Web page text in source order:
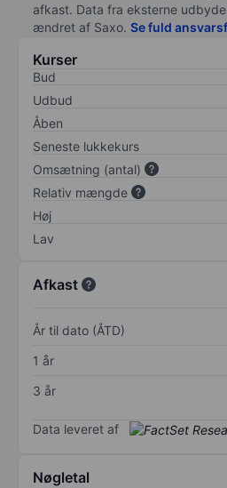
afkast. Data fra eksterne
ændret af Saxo. Se fuld
Kurser
Bud
Udbud
Åben
Seneste lukkekurs
Omsætning (antal)
Relativ mængde
Høj
Lav
Afkast
År til dato (ÅTD)
1 år
3 år
Data leveret af
Nøgletal